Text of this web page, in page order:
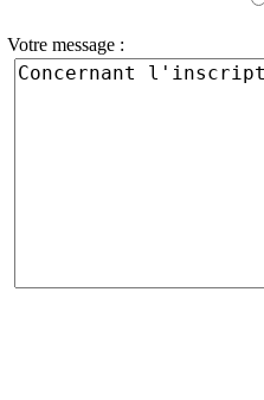
Votre message :